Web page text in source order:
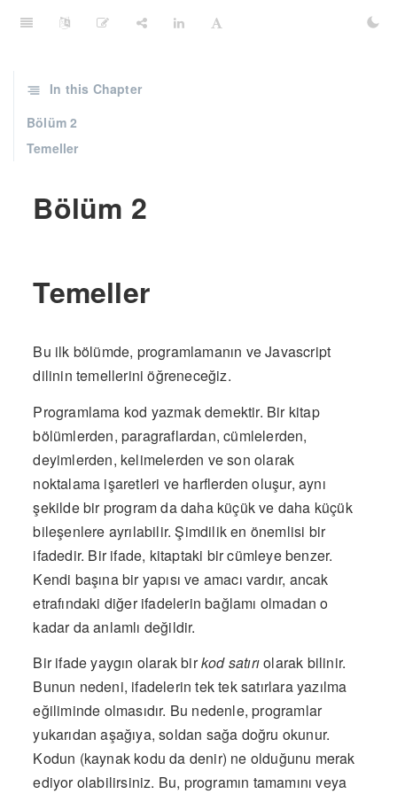
Bölüm 2
Temeller
Bu ilk bölümde, programlamanın ve Javascript
dilinin temellerini öğreneceğiz.
Programlama kod yazmak demektir. Bir kitap
bölümlerden, paragraflardan, cümlelerden,
deyimlerden, kelimelerden ve son olarak
noktalama işaretleri ve harflerden oluşur, aynı
şekilde bir program da daha küçük ve daha küçük
bileşenlere ayrılabilir. Şimdilik en önemlisi bir
ifadedir. Bir ifade, kitaptaki bir cümleye benzer.
Kendi başına bir yapısı ve amacı vardır, ancak
etrafındaki diğer ifadelerin bağlamı olmadan o
kadar da anlamlı değildir.
Bir ifade yaygın olarak birkod satırıolarak bilinir.
Bunun nedeni, ifadelerin tek tek satırlara yazılma
eğiliminde olmasıdır. Bu nedenle, programlar
yukarıdan aşağıya, soldan sağa doğru okunur.
Kodun (kaynak kodu da denir) ne olduğunu merak
ediyor olabilirsiniz. Bu, programın tamamını veya
In this Chapter
Bölüm 2
Temeller